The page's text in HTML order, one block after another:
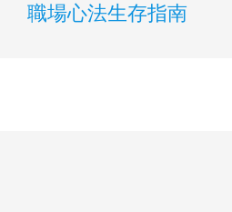
職場心法生存指南